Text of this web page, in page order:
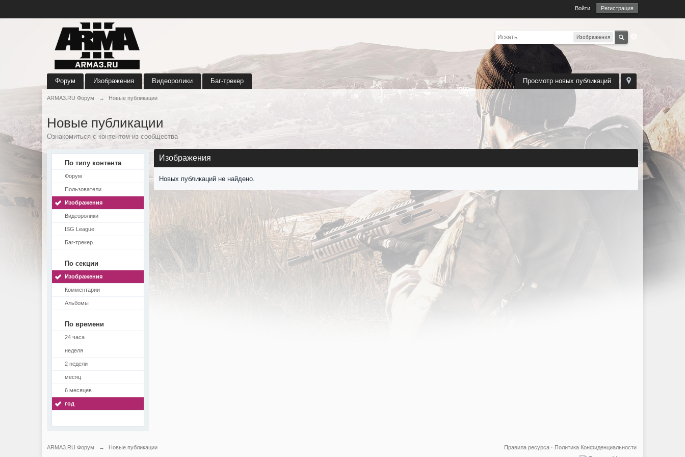
Войти Регистрация
Изображения
Просмотр новых публикаций
Форум Изображения Видеоролики Баг-трекер
ARMA3.RU Форум → Новые публикации
Новые публикации
Ознакомиться с контентом из сообщества
По типу контента
Форум
Пользователи
Изображения
Видеоролики
ISG League
Баг-трекер
По секции
Изображения
Комментарии
Альбомы
По времени
24 часа
неделя
2 недели
месяц
6 месяцев
год
Изображения
Новых публикаций не найдено.
ARMA3.RU Форум → Новые публикации Политика Конфиденциальности
Правила ресурса ·